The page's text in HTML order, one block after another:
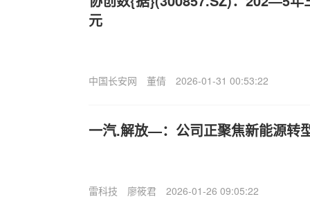
元
中国长安网 董倩 2026-01-31 00:53:22
一汽.解放—：公司正聚焦新能源转
雷科技 廖筱君 2026-01-26 09:05:22